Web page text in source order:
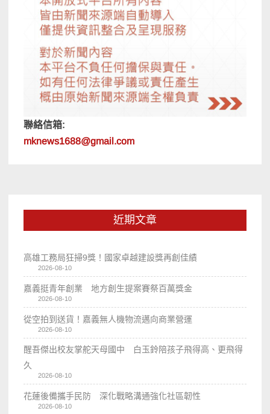
聯絡信箱:
mknews1688@gmail.com
近期文章
高雄工務局狂掃9獎！國家卓越建設獎再創佳績
2026-08-10
嘉義挺青年創業 地方創生提案賽祭百萬獎金
2026-08-10
從空拍到送貨！嘉義無人機物流邁向商業營運
2026-08-10
醒吾傑出校友掌舵天母國中 白玉鈴陪孩子飛得高、更飛得
久
2026-08-10
花蓮後備攜手民防 深化戰略溝通強化社區韌性
2026-08-10